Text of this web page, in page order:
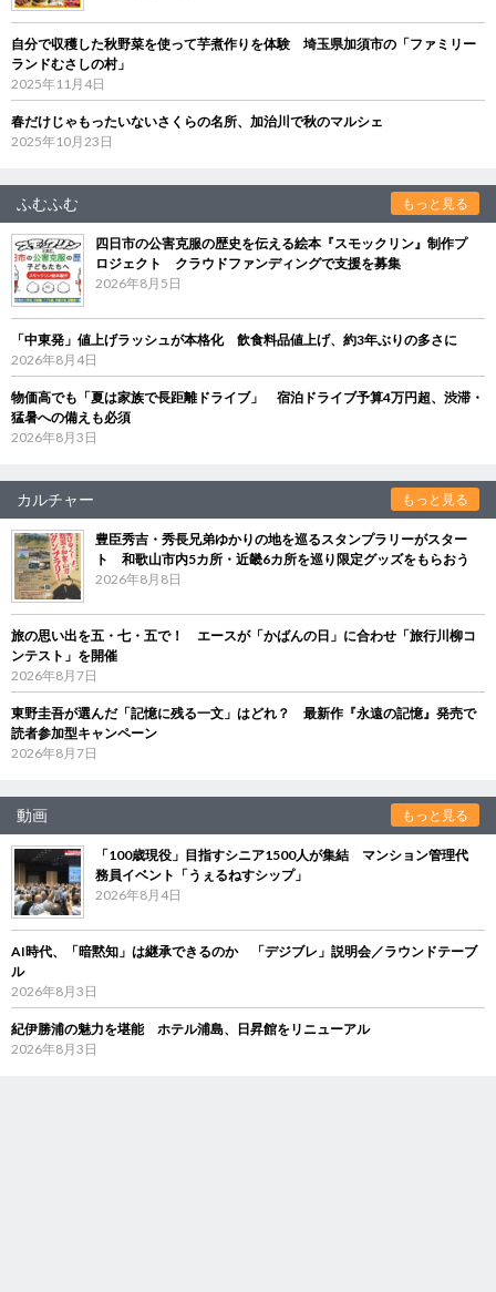
自分で収穫した秋野菜を使って芋煮作りを体験 埼玉県加須市の「ファミリー
ランドむさしの村」
2025年11月4日
春だけじゃもったいないさくらの名所、加治川で秋のマルシェ
2025年10月23日
ふむふむ もっと見る
四日市の公害克服の歴史を伝える絵本『スモックリン』制作プ
ロジェクト クラウドファンディングで支援を募集
2026年8月5日
「中東発」値上げラッシュが本格化 飲食料品値上げ、約3年ぶりの多さに
2026年8月4日
物価高でも「夏は家族で長距離ドライブ」 宿泊ドライブ予算4万円超、渋滞・
猛暑への備えも必須
2026年8月3日
カルチャー もっと見る
豊臣秀吉・秀長兄弟ゆかりの地を巡るスタンプラリーがスター
ト 和歌山市内5カ所・近畿6カ所を巡り限定グッズをもらおう
2026年8月8日
旅の思い出を五・七・五で！ エースが「かばんの日」に合わせ「旅行川柳コ
ンテスト」を開催
2026年8月7日
東野圭吾が選んだ「記憶に残る一文」はどれ？ 最新作『永遠の記憶』発売で
読者参加型キャンペーン
2026年8月7日
動画 もっと見る
「100歳現役」目指すシニア1500人が集結 マンション管理代
務員イベント「うぇるねすシップ」
2026年8月4日
AI時代、「暗黙知」は継承できるのか 「デジブレ」説明会／ラウンドテーブ
ル
2026年8月3日
紀伊勝浦の魅力を堪能 ホテル浦島、日昇館をリニューアル
2026年8月3日